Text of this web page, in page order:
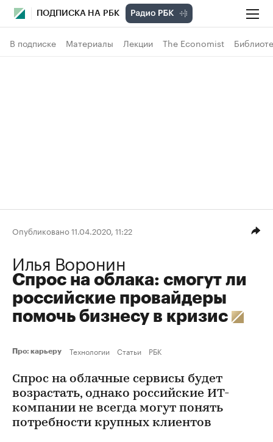
ПОДПИСКА НА РБК
В подписке Материалы Лекции The Economist
Опубликовано 11.04.2020, 11:22
Илья Воронин
Спрос на облака: смогут ли
российские провайдеры
помочь бизнесу в кризис
Про: карьеру Технологии Статьи РБК
Спрос на облачные сервисы будет
возрастать, однако российские ИT-
компании не всегда могут понять
потребности крупных клиентов